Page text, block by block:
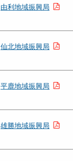
由利地域振興局
仙北地域振興局
平鹿地域振興局
雄勝地域振興局